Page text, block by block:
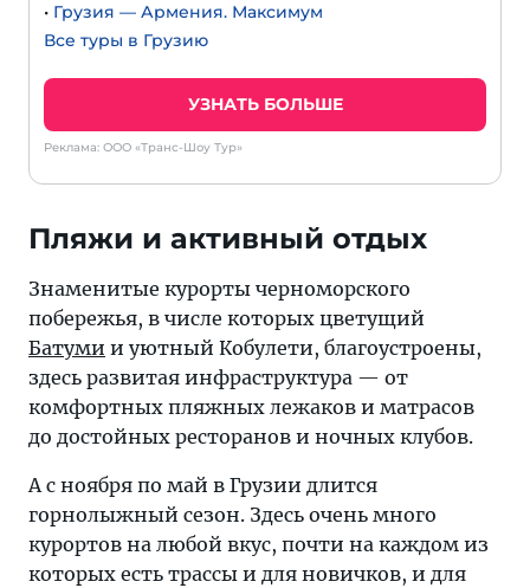
• Грузия — Армения. Максимум
Все туры в Грузию
УЗНАТЬ БОЛЬШЕ
Реклама: ООО «Транс-Шоу Тур»
Пляжи и активный отдых
Знаменитые курорты черноморского
побережья, в числе которых цветущий
Батуми и уютный Кобулети, благоустроены,
здесь развитая инфраструктура — от
комфортных пляжных лежаков и матрасов
до достойных ресторанов и ночных клубов.
А с ноября по май в Грузии длится
горнолыжный сезон. Здесь очень много
курортов на любой вкус, почти на каждом из
которых есть трассы и для новичков, и для